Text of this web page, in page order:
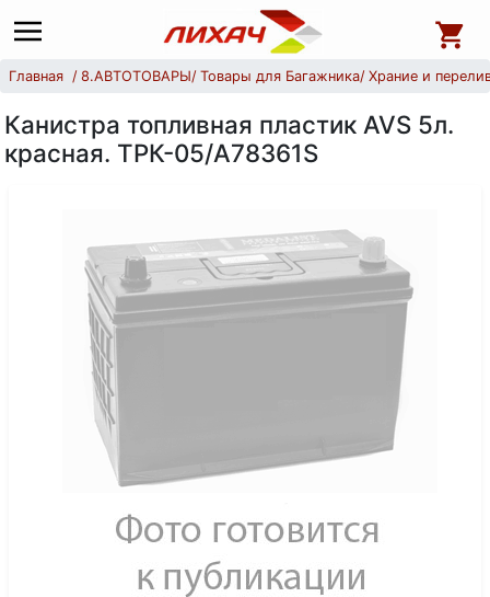
Главная 8.АВТОТОВАРЫ Товары для Багажника Храние и
Канистра топливная пластик AVS 5л.
красная. ТРК-05/A78361S